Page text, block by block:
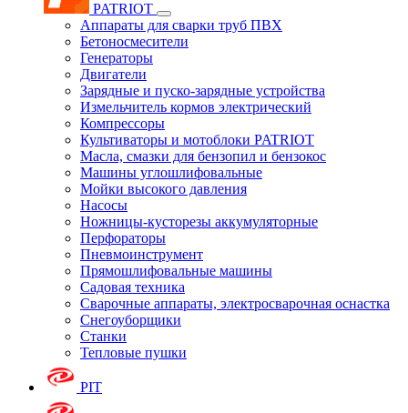
PATRIOT
Аппараты для сварки труб ПВХ
Бетоносмесители
Генераторы
Двигатели
Зарядные и пуско-зарядные устройства
Измельчитель кормов электрический
Компрессоры
Культиваторы и мотоблоки PATRIOT
Масла, смазки для бензопил и бензокос
Машины углошлифовальные
Мойки высокого давления
Насосы
Ножницы-кусторезы аккумуляторные
Перфораторы
Пневмоинструмент
Прямошлифовальные машины
Садовая техника
Сварочные аппараты, электросварочная оснастка
Снегоуборщики
Станки
Тепловые пушки
PIT